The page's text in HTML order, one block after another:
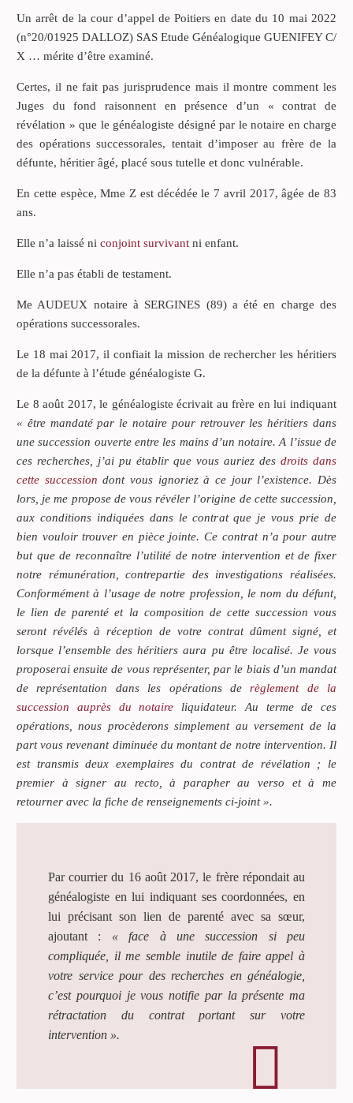
Un arrêt de la cour d’appel de Poitiers en date du 10 mai 2022
(n°20/01925 DALLOZ) SAS Etude Généalogique GUENIFEY C/
X … mérite d’être examiné.
Certes, il ne fait pas jurisprudence mais il montre comment les
Juges du fond raisonnent en présence d’un « contrat de
révélation » que le généalogiste désigné par le notaire en charge
des opérations successorales, tentait d’imposer au frère de la
défunte, héritier âgé, placé sous tutelle et donc vulnérable.
En cette espèce, Mme Z est décédée le 7 avril 2017, âgée de 83
ans.
Elle n’a laissé ni conjoint survivant ni enfant.
Elle n’a pas établi de testament.
Me AUDEUX notaire à SERGINES (89) a été en charge des
opérations successorales.
Le 18 mai 2017, il confiait la mission de rechercher les héritiers
de la défunte à l’étude généalogiste G.
Le 8 août 2017, le généalogiste écrivait au frère en lui indiquant
« être mandaté par le notaire pour retrouver les héritiers dans
une succession ouverte entre les mains d’un notaire. A l’issue de
ces recherches, j’ai pu établir que vous auriez des droits dans
cette succession dont vous ignoriez à ce jour l’existence. Dès
lors, je me propose de vous révéler l’origine de cette succession,
aux conditions indiquées dans le contrat que je vous prie de
bien vouloir trouver en pièce jointe. Ce contrat n’a pour autre
but que de reconnaître l’utilité de notre intervention et de fixer
notre rémunération, contrepartie des investigations réalisées.
Conformément à l’usage de notre profession, le nom du défunt,
le lien de parenté et la composition de cette succession vous
seront révélés à réception de votre contrat dûment signé, et
lorsque l’ensemble des héritiers aura pu être localisé. Je vous
proposerai ensuite de vous représenter, par le biais d’un mandat
de représentation dans les opérations derèglement de la
succession auprès du notaire liquidateur. Au terme de ces
opérations, nous procèderons simplement au versement de la
part vous revenant diminuée du montant de notre intervention. Il
est transmis deux exemplaires du contrat de révélation ; le
premier à signer au recto, à parapher au verso et à me
retourner avec la fiche de renseignements ci-joint ».
Par courrier du 16 août 2017, le frère répondait au
généalogiste en lui indiquant ses coordonnées, en
lui précisant son lien de parenté avec sa sœur,
ajoutant : « face à une succession si peu
compliquée, il me semble inutile de faire appel à
votre service pour des recherches en généalogie,
c’est pourquoi je vous notifie par la présente ma
rétractation du contrat portant sur votre
intervention ».